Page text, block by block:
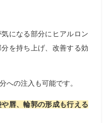
気になる部分にヒアルロン
を持ち上げ、改善する効
への注入も可能です。
や唇、輪郭の形成も行える